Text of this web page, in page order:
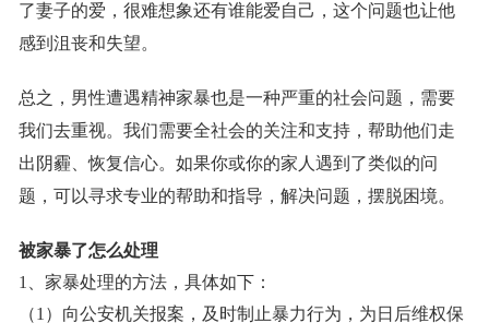
了妻子的爱，很难想象还有谁能爱自己，这个问题也让他
感到沮丧和失望。
总之，男性遭遇精神家暴也是一种严重的社会问题，需要
我们去重视。我们需要全社会的关注和支持，帮助他们走
出阴霾、恢复信心。如果你或你的家人遇到了类似的问
题，可以寻求专业的帮助和指导，解决问题，摆脱困境。
被家暴了怎么处理
1、家暴处理的方法，具体如下：
（1）向公安机关报案，及时制止暴力行为，为日后维权保